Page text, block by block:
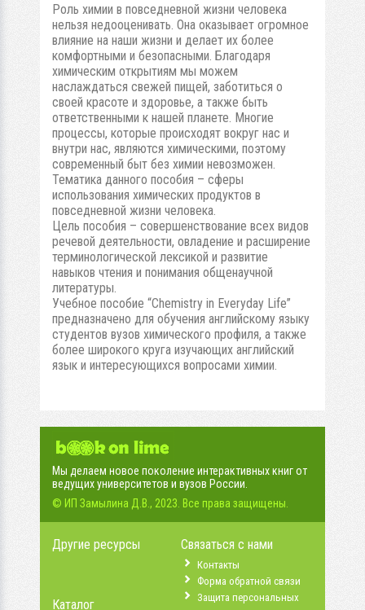
Роль химии в повседневной жизни человека
нельзя недооценивать. Она оказывает огромное
влияние на наши жизни и делает их более
комфортными и безопасными. Благодаря
химическим открытиям мы можем
наслаждаться свежей пищей, заботиться о
своей красоте и здоровье, а также быть
ответственными к нашей планете. Многие
процессы, которые происходят вокруг нас и
внутри нас, являются химическими, поэтому
современный быт без химии невозможен.
Тематика данного пособия – сферы
использования химических продуктов в
повседневной жизни человека.
Цель пособия – совершенствование всех видов
речевой деятельности, овладение и расширение
терминологической лексикой и развитие
навыков чтения и понимания общенаучной
литературы.
Учебное пособие “Chemistry in Everyday Life”
предназначено для обучения английскому языку
студентов вузов химического профиля, а также
более широкого круга изучающих английский
язык и интересующихся вопросами химии.
Мы делаем новое поколение интерактивных книг от
ведущих университетов и вузов России.
© ИП Замылина Д.В., 2023. Все права защищены.
Другие ресурсы
Каталог
Связаться с нами
Контакты
Форма обратной связи
Защита персональных